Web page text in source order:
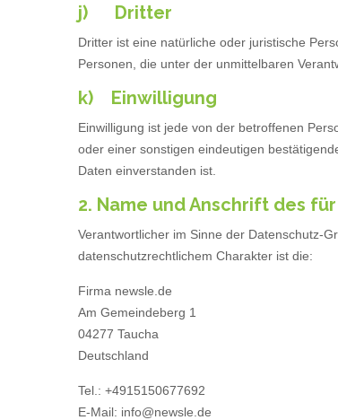
j) Dritter
Dritter ist eine natürliche oder juristische
Personen, die unter der unmittelbaren
k) Einwilligung
Einwilligung ist jede von der betroffenen
oder einer sonstigen eindeutigen
Daten einverstanden ist.
2. Name und Anschrift des
Verantwortlicher im Sinne der Datenschutz-
datenschutzrechtlichem Charakter ist die:
Firma newsle.de
Am Gemeindeberg 1
04277 Taucha
Deutschland
Tel.: +4915150677692
E-Mail: info@newsle.de